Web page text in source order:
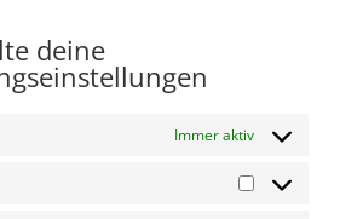
deine
Immer aktiv
Statistiken